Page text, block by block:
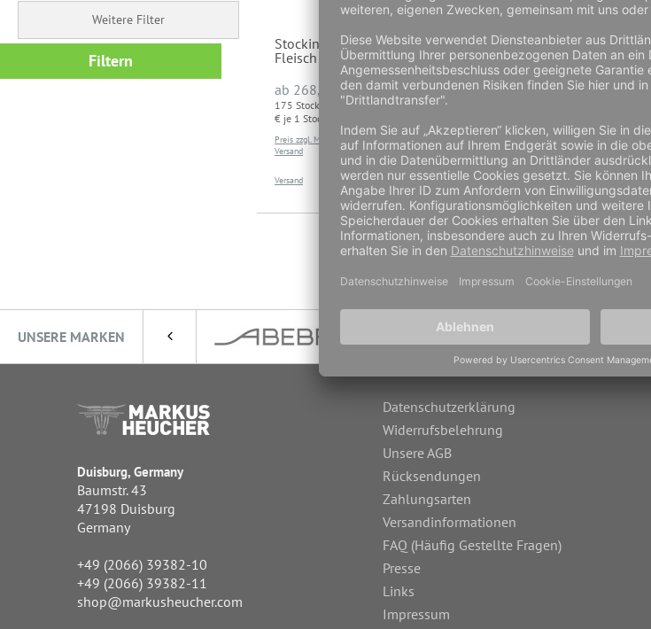
Weitere Filter
Filtern
Stockinetten zum Umhüllen von
Fleisch
ab 268,91 €
175 Stockinett (1,51
€ je 1 Stockinett)
Preis zzgl. MwSt und
Versand
ab
320,00 €
175 Stockinett (1,80
€ je 1 Stockinett)
Preis inkl. MwSt zzgl.
Versand
UNSERE MARKEN
Duisburg, Germany
Baumstr. 43
47198 Duisburg
Germany
+49 (2066) 39382-10
+49 (2066) 39382-11
shop@markusheucher.com
Datenschutzerklärung
Widerrufsbelehrung
Unsere AGB
Rücksendungen
Zahlungsarten
Versandinformationen
FAQ (Häufig Gestellte Fragen)
Presse
Links
Impressum